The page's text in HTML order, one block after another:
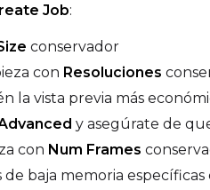
Job:
conservador
con Resoluciones
la vista previa más
y asegúrate de
con Num Frames
de baja memoria